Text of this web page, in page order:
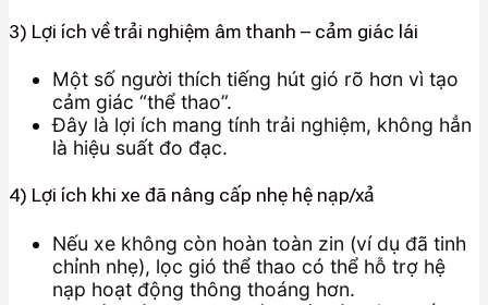
3) Lợi ích về trải nghiệm âm thanh – cảm giác lái
Một số người thích tiếng hút gió rõ hơn vì tạo
cảm giác “thể thao”.
Đây là lợi ích mang tính trải nghiệm, không hẳn
là hiệu suất đo đạc.
4) Lợi ích khi xe đã nâng cấp nhẹ hệ nạp/xả
Nếu xe không còn hoàn toàn zin (ví dụ đã tinh
chỉnh nhẹ), lọc gió thể thao có thể hỗ trợ hệ
nạp hoạt động thông thoáng hơn.